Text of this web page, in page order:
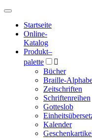
Hauptmenü
Hauptmenü
Startseite
Online-
Katalog
Produkt–
palette

Bücher
Braille-
Zeitschriften
Schriftenreihen
Gotteslob
Kalender